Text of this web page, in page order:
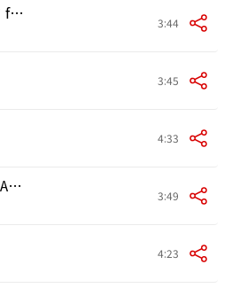
悪食娘コンチータ feat.MEIKO、鏡音リン、鏡音レン 3:44
3:45
4:33
ADDICT (feat. CHAO-BASS) 3:49
4:23